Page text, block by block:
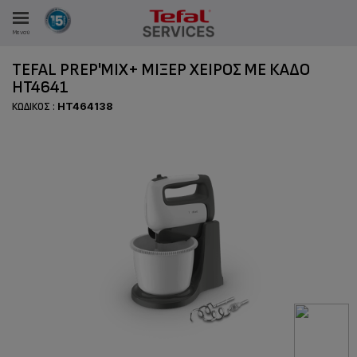
Μενού
TEFAL PREP'MIX+ ΜΊΞΕΡ ΧΕΙΡΌΣ ΜΕ ΚΆΔΟ
HT4641
ΚΩΔΙΚΌΣ : HT464138